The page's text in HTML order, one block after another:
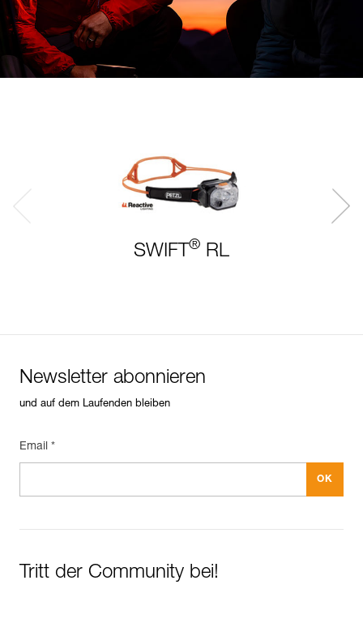
SWIFT ® RL
Newsletter abonnieren
und auf dem Laufenden bleiben
Email *
Tritt der Community bei!